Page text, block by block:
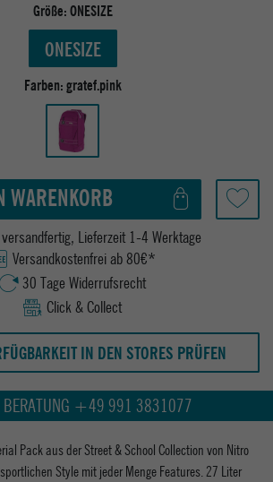
Größe:ONESIZE
ONESIZE
Farben:gratef.pink
WARENKORB
Lieferzeit 1-4 Werktage
Versandkostenfrei ab 80€*
30 Tage Widerrufsrecht
Click & Collect
IN DEN STORES PRÜFEN
BERATUNG +49 991 3831077
Pack aus der Street & School Collection von Nitro
Style mit jeder Menge Features. 27 Liter